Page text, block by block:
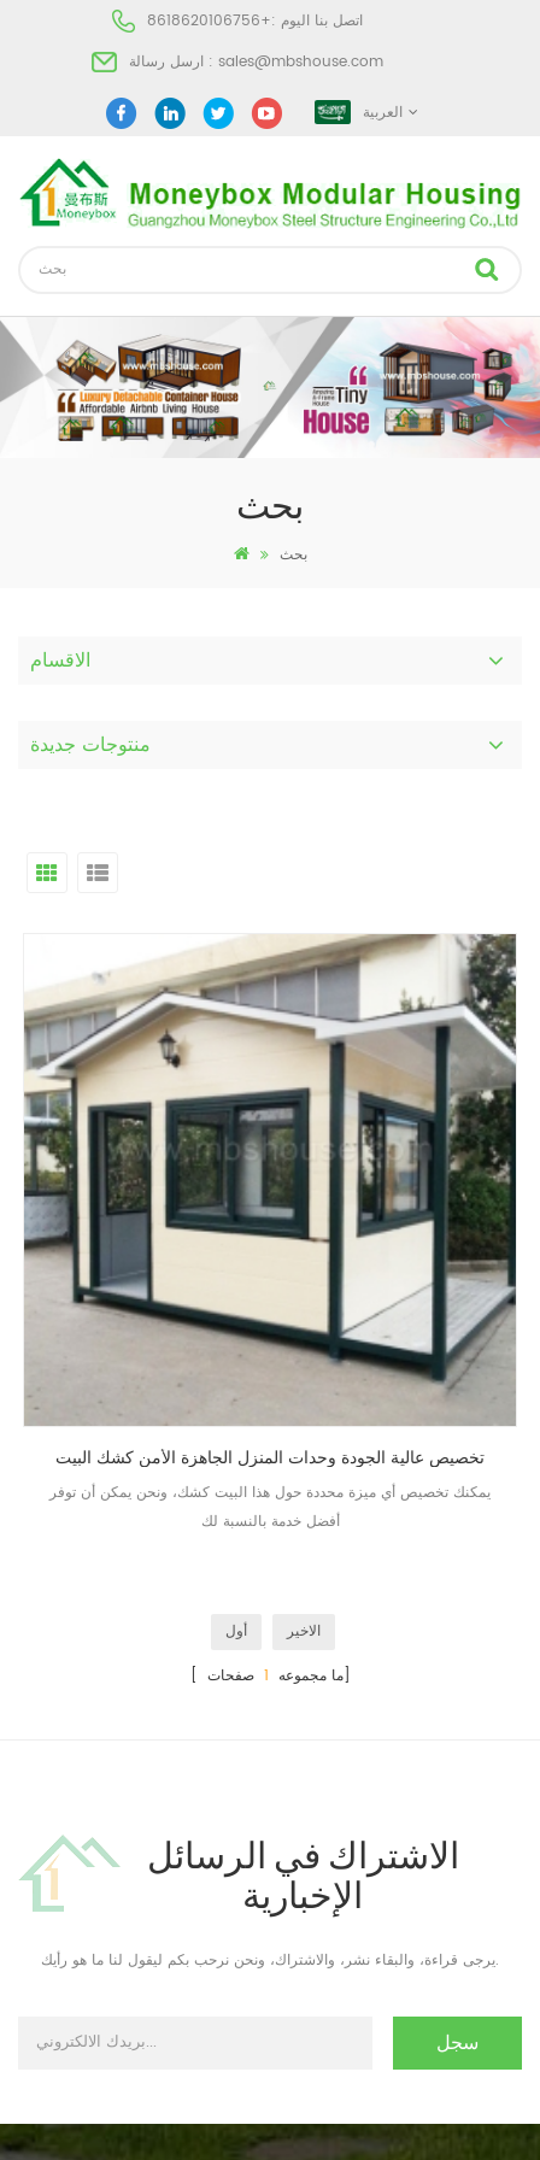
اتصل بنا اليوم :+8618620106756
ارسل رسالة : sales@mbshouse.com
العربية
بحث
بحث
الاقسام
منتوجات جديدة
تخصيص عالية الجودة وحدات المنزل الجاهزة الأمن كشك البيت
يمكنك تخصيص أي ميزة محددة حول هذا البيت كشك، ونحن يمكن أن توفر
أفضل خدمة بالنسبة لك
أول
الاخير
[ ما مجموعه 1 صفحات]
الاشتراك في الرسائل
الإخبارية
يرجى قراءة، والبقاء نشر، والاشتراك، ونحن نرحب بكم ليقول لنا ما هو رأيك.